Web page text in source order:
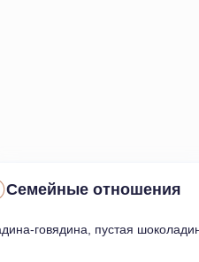
Семейные отношения
говядина пустая